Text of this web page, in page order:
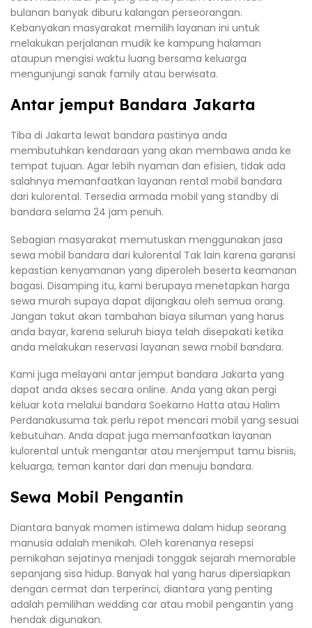
bulanan banyak diburu kalangan perseorangan.
Kebanyakan masyarakat memilih layanan ini untuk
melakukan perjalanan mudik ke kampung halaman
ataupun mengisi waktu luang bersama keluarga
mengunjungi sanak family atau berwisata.
Antar jemput Bandara Jakarta
Tiba di Jakarta lewat bandara pastinya anda
membutuhkan kendaraan yang akan membawa anda ke
tempat tujuan. Agar lebih nyaman dan efisien, tidak ada
salahnya memanfaatkan layanan rental mobil bandara
dari kulorental. Tersedia armada mobil yang standby di
bandara selama 24 jam penuh.
Sebagian masyarakat memutuskan menggunakan jasa
sewa mobil bandara dari kulorental Tak lain karena garansi
kepastian kenyamanan yang diperoleh beserta keamanan
bagasi. Disamping itu, kami berupaya menetapkan harga
sewa murah supaya dapat dijangkau oleh semua orang.
Jangan takut akan tambahan biaya siluman yang harus
anda bayar, karena seluruh biaya telah disepakati ketika
anda melakukan reservasi layanan sewa mobil bandara.
Kami juga melayani antar jemput bandara Jakarta yang
dapat anda akses secara online. Anda yang akan pergi
keluar kota melalui bandara Soekarno Hatta atau Halim
Perdanakusuma tak perlu repot mencari mobil yang sesuai
kebutuhan. Anda dapat juga memanfaatkan layanan
kulorental untuk mengantar atau menjemput tamu bisnis,
keluarga, teman kantor dari dan menuju bandara.
Sewa Mobil Pengantin
Diantara banyak momen istimewa dalam hidup seorang
manusia adalah menikah. Oleh karenanya resepsi
pernikahan sejatinya menjadi tonggak sejarah memorable
sepanjang sisa hidup. Banyak hal yang harus dipersiapkan
dengan cermat dan terperinci, diantara yang penting
adalah pemilihan wedding car atau mobil pengantin yang
hendak digunakan.